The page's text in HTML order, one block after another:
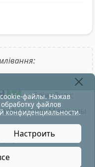
12 - бліжэйшы;
руху. Магчымы
файлы. Нажав
файлов
конфиденциальности.
Настроить